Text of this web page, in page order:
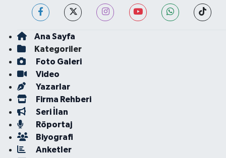
Ana Sayfa
Kategoriler
Foto Galeri
Video
Yazarlar
Firma Rehberi
Seri İlan
Röportaj
Biyografi
Anketler